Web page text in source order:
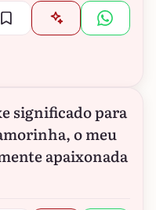
significado para
o meu
apaixonada